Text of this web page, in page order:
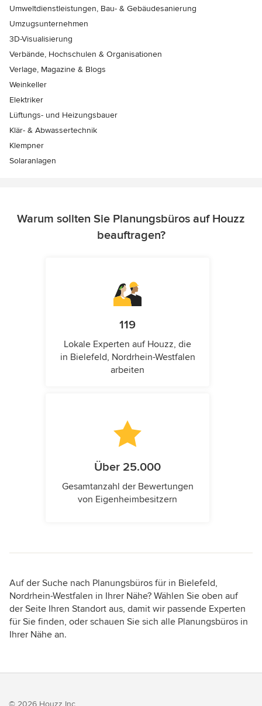
Umweltdienstleistungen, Bau- & Gebäudesanierung
Umzugsunternehmen
3D-Visualisierung
Verbände, Hochschulen & Organisationen
Verlage, Magazine & Blogs
Weinkeller
Elektriker
Lüftungs- und Heizungsbauer
Klär- & Abwassertechnik
Klempner
Solaranlagen
Warum sollten Sie Planungsbüros auf Houzz
beauftragen?
119
Lokale Experten auf Houzz, die
in Bielefeld, Nordrhein-Westfalen
arbeiten
Über 25.000
Gesamtanzahl der Bewertungen
von Eigenheimbesitzern
Auf der Suche nach Planungsbüros für in Bielefeld,
Nordrhein-Westfalen in Ihrer Nähe? Wählen Sie oben auf
der Seite Ihren Standort aus, damit wir passende Experten
für Sie finden, oder schauen Sie sich alle Planungsbüros in
Ihrer Nähe an.